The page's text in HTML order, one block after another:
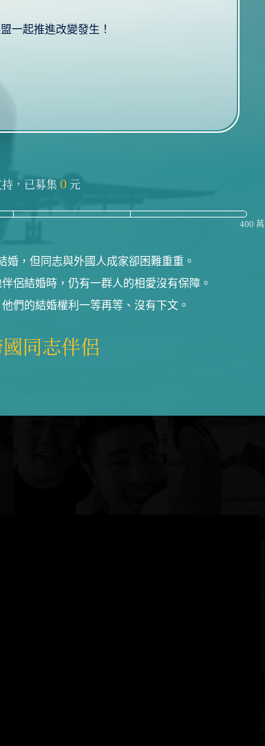
一起推進改變發生！
， 已募集 0 元
400 萬
，但同志與外國人成家卻困難重重。
侶結婚時，仍有一群人的相愛沒有保障。
們的結婚權利一等再等、沒有下文。
同志伴侶